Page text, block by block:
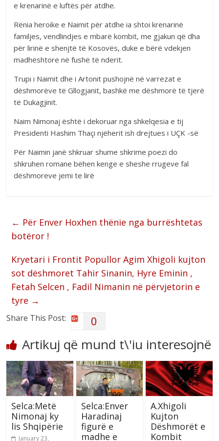
e krenarinë e luftës për atdhe.
Rënia heroike e Naimit për atdhe ia shtoi krenarinë
familjes, vendlindjes e mbarë kombit, me gjakun që dha
për lirinë e shenjtë të Kosovës, duke e bërë vdekjen
madhështore në fushë të nderit.
Trupi i Naimit dhe i Artonit pushojnë në varrezat e
dëshmorëve të Gllogjanit, bashkë me dëshmorë të tjerë
të Dukagjinit.
Naim Nimonaj është i dekoruar nga shkelqesia e tij
Presidenti Hashim Thaçi njëherit ish drejtues i UÇK -së
Për Naimin janë shkruar shume shkrime poezi do
shkruhen romane bëhen kenge e sheshe rrugeve fal
dëshmoreve jemi te lirë
← Për Enver Hoxhen thënie nga burrështetas
botëror !
Kryetari i Frontit Popullor Agim Xhigoli kujton
sot dëshmoret Tahir Sinanin, Hyre Eminin ,
Fetah Selcen , Fadil Nimanin në përvjetorin e
tyre →
Share This Post: 0
Artikuj që mund t\'iu interesojnë
Selca:Metë
Nimonaj ky
lis Shqipërie
January 23,
Selca:Enver
Haradinaj
figurë e
madhe e
A.Xhigoli
Kujton
Dëshmorët e
Kombit